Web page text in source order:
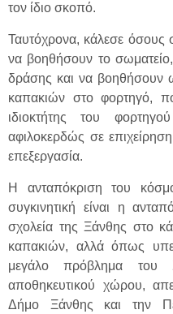
τον ίδιο σκοπό.
Ταυτόχρονα, κάλεσε όσους
να βοηθήσουν το
δράσης και να βοηθήσουν
καπακιών στο φορτηγό,
ιδιοκτήτης του
αφιλοκερδώς σε
επεξεργασία.
Η ανταπόκριση του
συγκινητική είναι η
σχολεία της Ξάνθης στο
καπακιών, αλλά όπως
μεγάλο πρόβλημα του
αποθηκευτικού χώρου,
Δήμο Ξάνθης και την